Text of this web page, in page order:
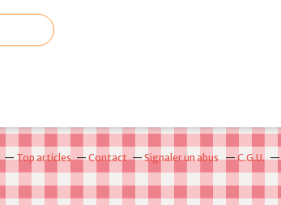
Top articles Contact Signaler un abus C.G.U.